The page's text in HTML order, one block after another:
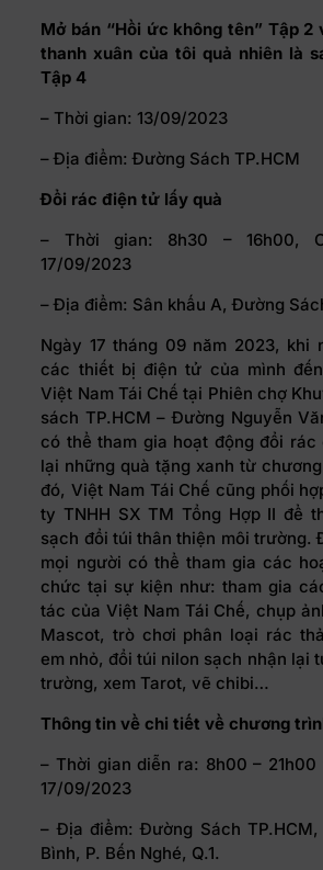
Mở bán “Hồi ức không tên” Tập 2
thanh xuân của tôi quả nhiên là
Tập 4
– Thời gian: 13/09/2023
– Địa điểm: Đường Sách TP.HCM
Đổi rác điện tử lấy quà
– Thời gian: 8h30 – 16h00,
17/09/2023
– Địa điểm: Sân khấu A, Đường
Ngày 17 tháng 09 năm 2023, khi
các thiết bị điện tử của mình
Việt Nam Tái Chế tại Phiên chợ
sách TP.HCM – Đường Nguyễn
có thể tham gia hoạt động đổi
lại những quà tặng xanh từ
đó, Việt Nam Tái Chế cũng phối
ty TNHH SX TM Tổng Hợp II để
sạch đổi túi thân thiện môi trường.
mọi người có thể tham gia các
chức tại sự kiện như: tham gia
tác của Việt Nam Tái Chế, chụp
Mascot, trò chơi phân loại rác
em nhỏ, đổi túi nilon sạch nhận lại
trường, xem Tarot, vẽ chibi…
Thông tin về chi tiết về chương
– Thời gian diễn ra: 8h00 –
17/09/2023
– Địa điểm: Đường Sách
Bình, P. Bến Nghé, Q.1.